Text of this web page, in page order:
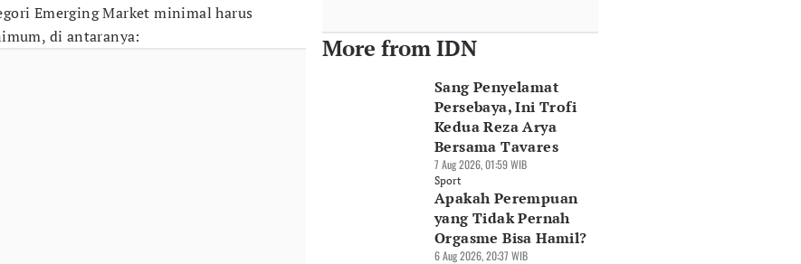
Emerging Market minimal harus
di antaranya:
More from IDN
Sang Penyelamat
Persebaya, Ini Trofi
Kedua Reza Arya
Bersama Tavares
7 Aug 2026, 01:59 WIB
Sport
Apakah Perempuan
yang Tidak Pernah
Orgasme Bisa Hamil?
6 Aug 2026, 20:37 WIB